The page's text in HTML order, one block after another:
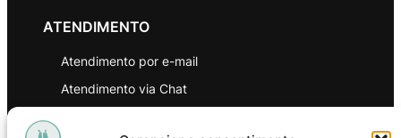
ATENDIMENTO
Atendimento por e-mail
Atendimento via Chat